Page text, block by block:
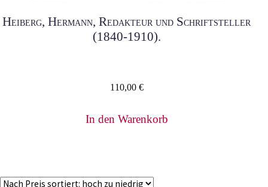
Heiberg, Hermann, Redakteur und Schriftsteller
(1840-1910).
110,00 €
In den Warenkorb